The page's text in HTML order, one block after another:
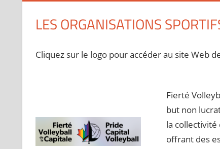
LES ORGANISATIONS
Cliquez sur le logo pour accéder au site Web
Fierté
but non
la collectivité
offrant des